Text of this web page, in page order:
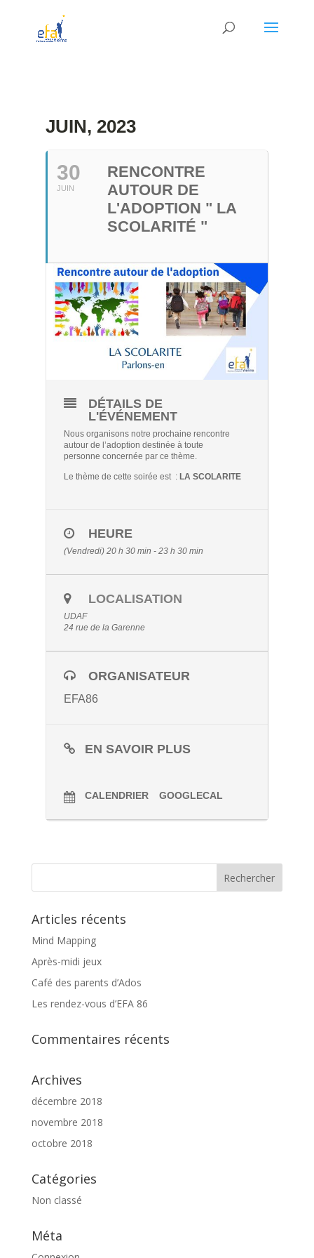
JUIN, 2023
30
JUIN
RENCONTRE
AUTOUR DE
L'ADOPTION " LA
SCOLARITÉ "
DÉTAILS DE
L'ÉVÉNEMENT
Nous organisons notre prochaine rencontre
autour de l’adoption destinée à toute
personne concernée par ce thème.
Le thème de cette soirée est :LA SCOLARITE
HEURE
(Vendredi) 20 h 30 min - 23 h 30 min
LOCALISATION
UDAF
24 rue de la Garenne
ORGANISATEUR
EFA86
EN SAVOIR PLUS
CALENDRIER GOOGLECAL
Articles récents
Mind Mapping
Après-midi jeux
Café des parents d’Ados
Les rendez-vous d’EFA 86
Commentaires récents
Archives
décembre 2018
novembre 2018
octobre 2018
Catégories
Non classé
Méta